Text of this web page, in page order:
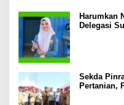
Harumkan
Delegasi
Sekda
Pertanian,